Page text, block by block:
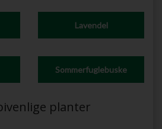
Lavendel
Sommerfuglebuske
planter